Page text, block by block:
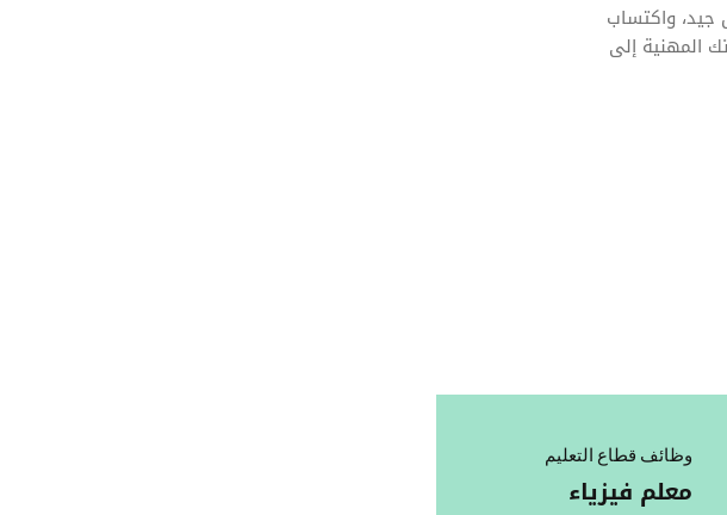
جيد، واكتساب
المهنية إلى
وظائف قطاع التعليم
معلم فيزياء